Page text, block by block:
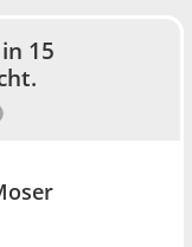
15